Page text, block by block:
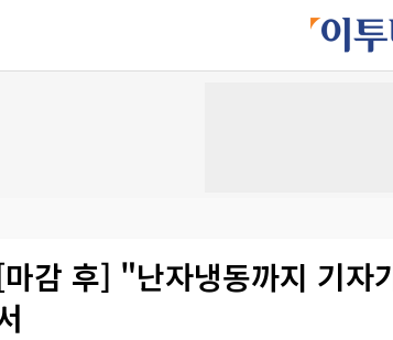
감 후] "난자냉동까지 기자